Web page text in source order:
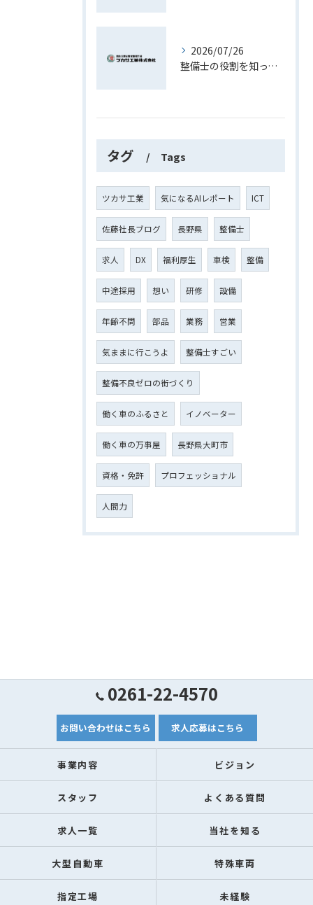
2026/07/26
整備士の役割を知って長野県で理想のキャリアを築くための実践ガイド
タグ Tags
ツカサ工業 気になるAIレポート ICT
佐藤社長ブログ 長野県 整備士
求人 DX 福利厚生 車検 整備
中途採用 想い 研修 設備
年齢不問 部品 業務 営業
気ままに行こうよ 整備士すごい
整備不良ゼロの街づくり
働く車のふるさと イノベーター
働く車の万事屋 長野県大町市
資格・免許 プロフェッショナル
人間力
0261-22-4570
お問い合わせはこちら 求人応募はこちら
事業内容 ビジョン
スタッフ よくある質問
求人一覧 当社を知る
大型自動車 特殊車両
指定工場 未経験